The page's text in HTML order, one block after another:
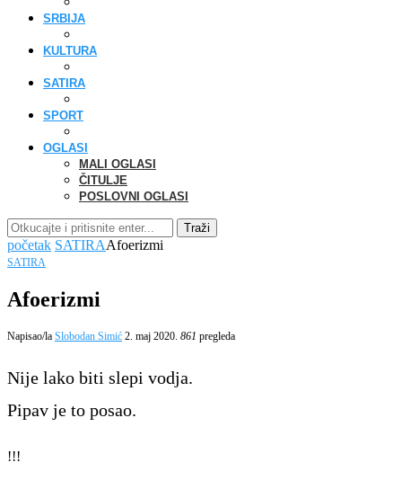
SRBIJA
KULTURA
SATIRA
SPORT
OGLASI
MALI OGLASI
ČITULJE
POSLOVNI OGLASI
Traži
početak SATIRAAfoerizmi
SATIRA
Afoerizmi
Napisao/la Slobodan Simić 2. maj 2020. 861 pregleda
Nije lako biti slepi vodja.
Pipav je to posao.
!!!